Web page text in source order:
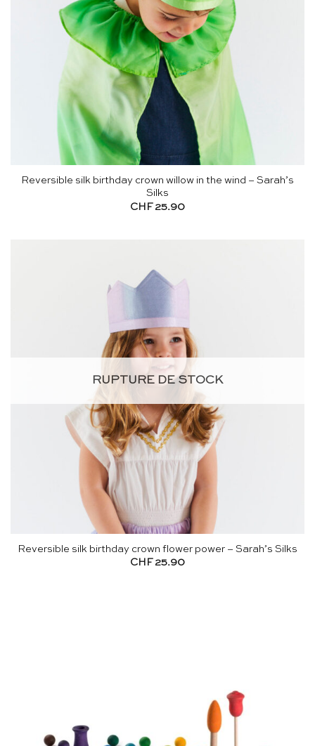
Reversible silk birthday crown willow in the wind – Sarah’s
Silks
CHF25.90
RUPTURE DE STOCK
Reversible silk birthday crown flower power – Sarah’s Silks
CHF 25.90